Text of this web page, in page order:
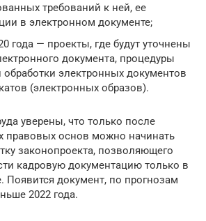
требований к ней, ее
в электронном документе;
года — проекты, где будут уточнены
документа, процедуры
обработки электронных документов
(электронных образов).
уверены, что только после
правовых основ можно начинать
законопроекта, позволяющего
кадровую документацию только в
Появится документ, по прогнозам
2022 года.